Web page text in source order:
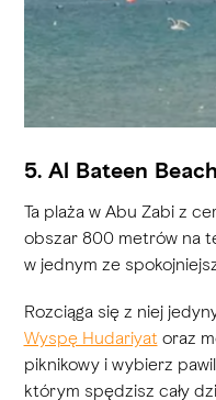
5. Al Bateen Beach
Ta plaża w Abu Zabi z
obszar 800 metrów na
w jednym ze
Rozciąga się z niej
Wyspę Hudariyatoraz
piknikowy i wybierz
którym spędzisz cały